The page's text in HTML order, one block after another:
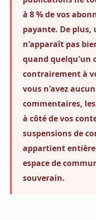
à 8 % de vos
payante. De plus,
n'apparaît pas
quand quelqu'un
contrairement à
vous n'avez
commentaires,
à côté de vos
suspensions de
appartient
espace de
souverain.